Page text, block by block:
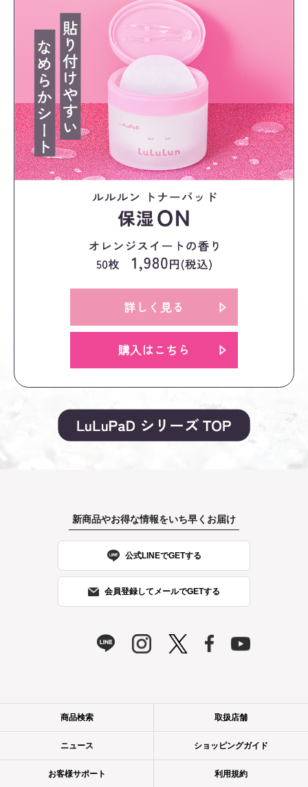
詳しく見る
購入はこちら
新商品やお得な情報をいち早くお届け
公式LINEでGETする
会員登録してメールでGETする
商品検索 取扱店舗
ニュース ショッピングガイド
お客様サポート 利用規約